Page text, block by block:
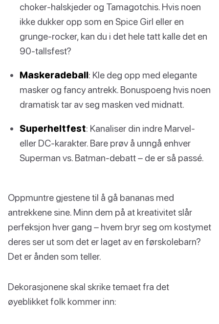
choker-halskjeder og Tamagotchis. Hvis noen
ikke dukker opp som en Spice Girl eller en
grunge-rocker, kan du i det hele tatt kalle det en
90-tallsfest?
Maskeradeball: Kle deg opp med elegante
masker og fancy antrekk. Bonuspoeng hvis noen
dramatisk tar av seg masken ved midnatt.
Superheltfest: Kanaliser din indre Marvel-
eller DC-karakter. Bare prøv å unngå enhver
Superman vs. Batman-debatt – de er så passé.
Oppmuntre gjestene til å gå bananas med
antrekkene sine. Minn dem på at kreativitet slår
perfeksjon hver gang – hvem bryr seg om kostymet
deres ser ut som det er laget av en førskolebarn?
Det er ånden som teller.
Dekorasjonene skal skrike temaet fra det
øyeblikket folk kommer inn: